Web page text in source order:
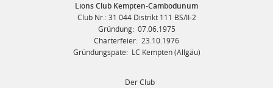
Lions Club Kempten-Cambodunum
Club Nr.: 31 044 Distrikt 111 BS/II-2
Gründung: 07.06.1975
Charterfeier: 23.10.1976
Gründungspate: LC Kempten (Allgäu)
Der Club